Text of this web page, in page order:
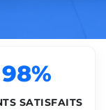
98%
SATISFAITS